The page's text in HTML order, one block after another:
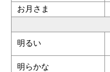
お月さま
明るい
明らかな